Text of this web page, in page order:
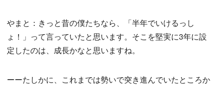
やまと：きっと昔の僕たちなら、「半年でいけるっし
ょ！」って言っていたと思います。そこを堅実に3年に設
定したのは、成長かなと思いますね。
ーーたしかに、これまでは勢いで突き進んでいたところか